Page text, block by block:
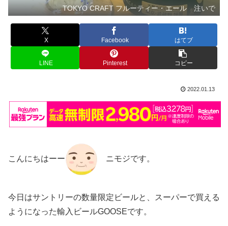
TOKYO CRAFT フルーティー・エール 注いで
X Facebook はてブ
LINE Pinterest コピー
2022.01.13
こんにちはーー ニモジです。
今日はサントリーの数量限定ビールと、スーパーで買える
ようになった輸入ビールGOOSEです。